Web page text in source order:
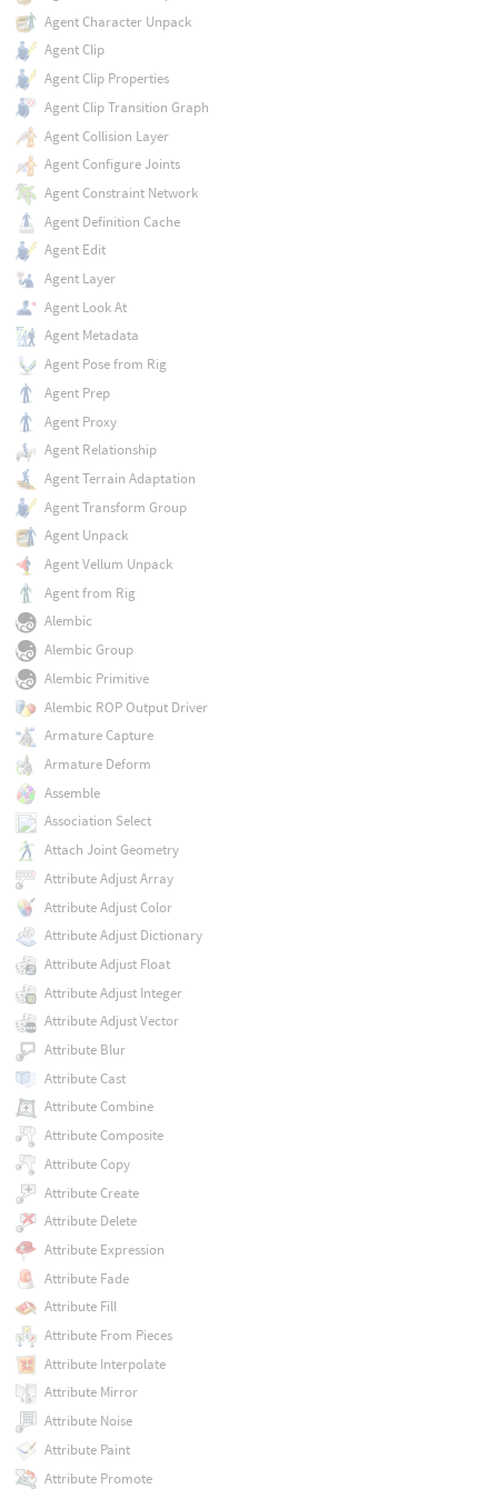
Agent Character Unpack
Agent Clip
Agent Clip Properties
Agent Clip Transition Graph
Agent Collision Layer
Agent Configure Joints
Agent Constraint Network
Agent Definition Cache
Agent Edit
Agent Layer
Agent Look At
Agent Metadata
Agent Pose from Rig
Agent Prep
Agent Proxy
Agent Relationship
Agent Terrain Adaptation
Agent Transform Group
Agent Unpack
Agent Vellum Unpack
Agent from Rig
Alembic
Alembic Group
Alembic Primitive
Alembic ROP Output Driver
Armature Capture
Armature Deform
Assemble
Association Select
Attach Joint Geometry
Attribute Adjust Array
Attribute Adjust Color
Attribute Adjust Dictionary
Attribute Adjust Float
Attribute Adjust Integer
Attribute Adjust Vector
Attribute Blur
Attribute Cast
Attribute Combine
Attribute Composite
Attribute Copy
Attribute Create
Attribute Delete
Attribute Expression
Attribute Fade
Attribute Fill
Attribute From Pieces
Attribute Interpolate
Attribute Mirror
Attribute Noise
Attribute Paint
Attribute Promote